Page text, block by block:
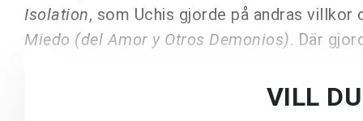
Isolation, som Uchis gjorde på andras
Miedo (del Amor y Otros Demonios). Där
VILL